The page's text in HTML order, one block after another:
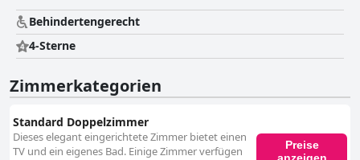
Behindertengerecht
4-Sterne
Zimmerkategorien
Standard Doppelzimmer
Dieses elegant eingerichtete Zimmer bietet einen
TV und ein eigenes Bad. Einige Zimmer verfügen
Preise
anzeigen